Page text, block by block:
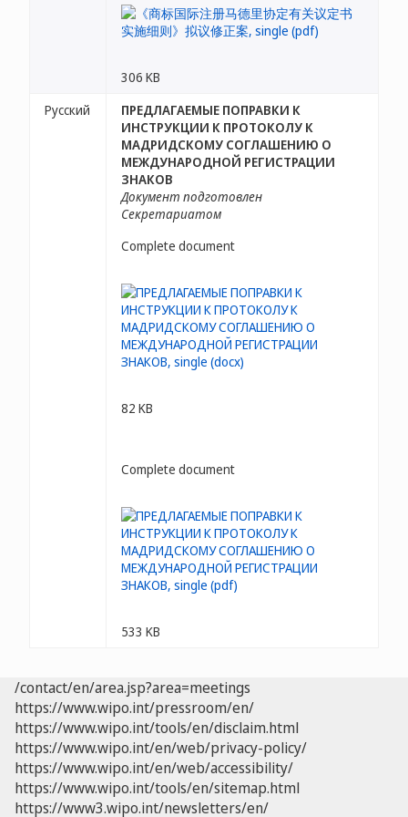
306 KB
Русский
ПРЕДЛАГАЕМЫЕ ПОПРАВКИ К
ИНСТРУКЦИИ К ПРОТОКОЛУ К
МАДРИДСКОМУ СОГЛАШЕНИЮ О
МЕЖДУНАРОДНОЙ РЕГИСТРАЦИИ
ЗНАКОВ
Документ подготовлен
Секретариатом
Complete document
82 KB
Complete document
533 KB
/contact/en/area.jsp?area=meetings
https://www.wipo.int/pressroom/en/
https://www.wipo.int/tools/en/disclaim.html
https://www.wipo.int/en/web/privacy-policy/
https://www.wipo.int/en/web/accessibility/
https://www.wipo.int/tools/en/sitemap.html
https://www3.wipo.int/newsletters/en/